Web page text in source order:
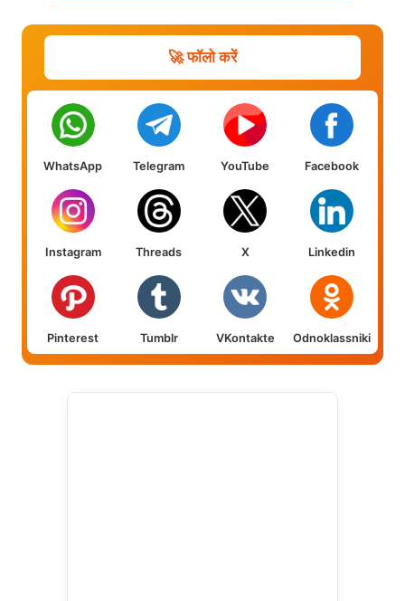
🚀 फॉलो करें
WhatsApp Telegram YouTube Facebook
Instagram Threads X Linkedin
Pinterest Tumblr VKontakte Odnoklassniki